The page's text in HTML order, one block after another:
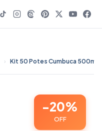
›
-20%
OFF